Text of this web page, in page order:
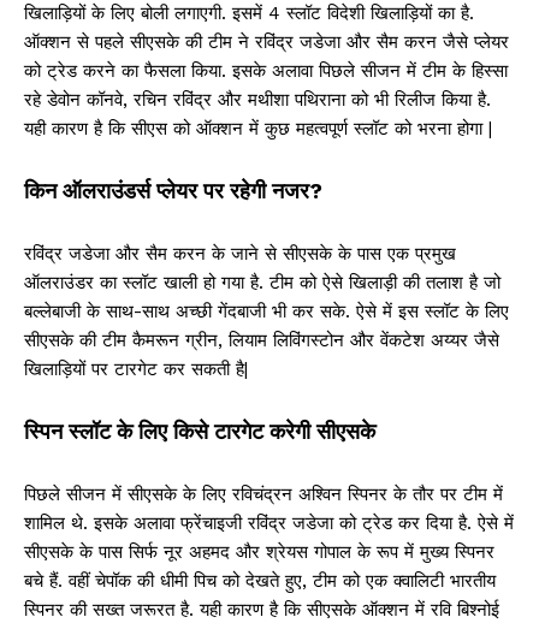
खिलाड़ियों के लिए बोली लगाएगी. इसमें 4 स्लॉट विदेशी खिलाड़ियों का है.
ऑक्शन से पहले सीएसके की टीम ने रविंद्र जडेजा और सैम करन जैसे प्लेयर
को ट्रेड करने का फैसला किया. इसके अलावा पिछले सीजन में टीम के हिस्सा
रहे डेवोन कॉनवे, रचिन रविंद्र और मथीशा पथिराना को भी रिलीज किया है.
यही कारण है कि सीएस को ऑक्शन में कुछ महत्वपूर्ण स्लॉट को भरना होगा |
किन ऑलराउंडर्स प्लेयर पर रहेगी नजर?
रविंद्र जडेजा और सैम करन के जाने से सीएसके के पास एक प्रमुख
ऑलराउंडर का स्लॉट खाली हो गया है. टीम को ऐसे खिलाड़ी की तलाश है जो
बल्लेबाजी के साथ-साथ अच्छी गेंदबाजी भी कर सके. ऐसे में इस स्लॉट के लिए
सीएसके की टीम कैमरून ग्रीन, लियाम लिविंगस्टोन और वेंकटेश अय्यर जैसे
खिलाड़ियों पर टारगेट कर सकती है|
स्पिन स्लॉट के लिए किसे टारगेट करेगी सीएसके
पिछले सीजन में सीएसके के लिए रविचंद्रन अश्विन स्पिनर के तौर पर टीम में
शामिल थे. इसके अलावा फ्रेंचाइजी रविंद्र जडेजा को ट्रेड कर दिया है. ऐसे में
सीएसके के पास सिर्फ नूर अहमद और श्रेयस गोपाल के रूप में मुख्य स्पिनर
बचे हैं. वहीं चेपॉक की धीमी पिच को देखते हुए, टीम को एक क्वालिटी भारतीय
स्पिनर की सख्त जरूरत है. यही कारण है कि सीएसके ऑक्शन में रवि बिश्नोई